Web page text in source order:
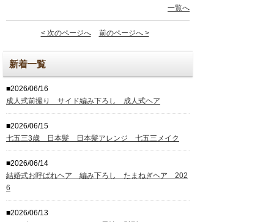
一覧へ
< 次のページへ 前のページへ >
新着一覧
■2026/06/16
成人式前撮り サイド編み下ろし 成人式ヘア
■2026/06/15
七五三3歳 日本髪 日本髪アレンジ 七五三メイク
■2026/06/14
結婚式お呼ばれヘア 編み下ろし たまねぎヘア 202
6
■2026/06/13